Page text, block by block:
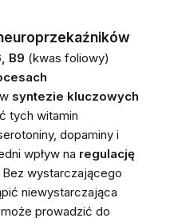
B9 (kwas foliowy)
syntezie kluczowych
tych witamin
dopaminy i
wpływ na regulację
Bez wystarczającego
niewystarczająca
prowadzić do